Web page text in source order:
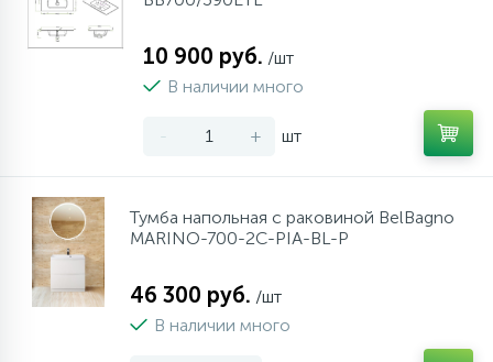
10 900 руб. /шт
В наличии много
- + шт
Тумба напольная с раковиной BelBagno
MARINO-700-2C-PIA-BL-P
46 300 руб. /шт
В наличии много